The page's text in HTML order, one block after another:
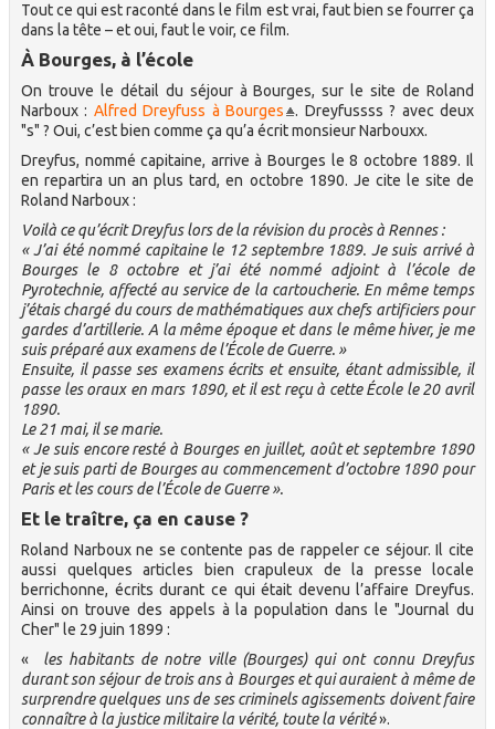
Tout ce qui est raconté dans le film est vrai, faut bien se fourrer ça
dans la tête – et oui, faut le voir, ce film.
À Bourges, à l’école
On trouve le détail du séjour à Bourges, sur le site de Roland
Narboux : Alfred Dreyfuss à Bourges
. Dreyfussss ? avec deux
"s" ? Oui, c’est bien comme ça qu’a écrit monsieur Narbouxx.
Dreyfus, nommé capitaine, arrive à Bourges le 8 octobre 1889. Il
en repartira un an plus tard, en octobre 1890. Je cite le site de
Roland Narboux :
Voilà ce qu’écrit Dreyfus lors de la révision du procès à Rennes :
« J’ai été nommé capitaine le 12 septembre 1889. Je suis arrivé à
Bourges le 8 octobre et j’ai été nommé adjoint à l’école de
Pyrotechnie, affecté au service de la cartoucherie. En même temps
j’étais chargé du cours de mathématiques aux chefs artificiers pour
gardes d’artillerie. A la même époque et dans le même hiver, je me
suis préparé aux examens de l’École de Guerre. »
Ensuite, il passe ses examens écrits et ensuite, étant admissible, il
passe les oraux en mars 1890, et il est reçu à cette École le 20 avril
1890.
Le 21 mai, il se marie.
« Je suis encore resté à Bourges en juillet, août et septembre 1890
et je suis parti de Bourges au commencement d’octobre 1890 pour
Paris et les cours de l’École de Guerre ».
Et le traître, ça en cause ?
Roland Narboux ne se contente pas de rappeler ce séjour. Il cite
aussi quelques articles bien crapuleux de la presse locale
berrichonne, écrits durant ce qui était devenu l’affaire Dreyfus.
Ainsi on trouve des appels à la population dans le "Journal du
Cher" le 29 juin 1899 :
«
les habitants de notre ville (Bourges) qui ont connu Dreyfus
durant son séjour de trois ans à Bourges et qui auraient à même de
surprendre quelques uns de ses criminels agissements doivent faire
connaître à la justice militaire la vérité, toute la vérité».